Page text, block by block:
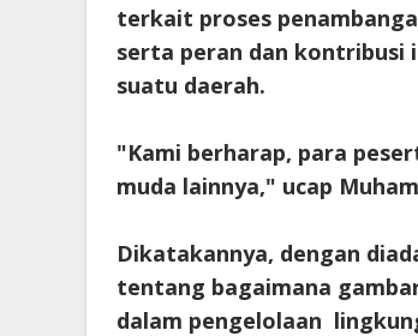
terkait proses
serta peran dan kontribusi
suatu daerah.
"Kami berharap, para
muda lainnya," ucap
Dikatakannya, dengan
tentang bagaimana
dalam pengelolaan